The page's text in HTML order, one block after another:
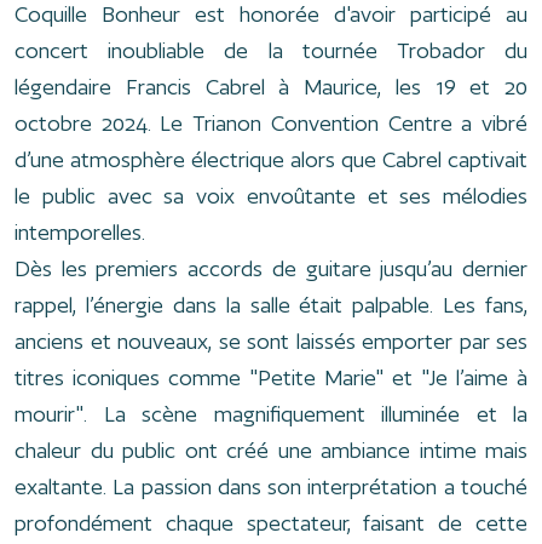
Coquille Bonheur est honorée d'avoir participé au
concert inoubliable de la tournée Trobador du
légendaire Francis Cabrel à Maurice, les 19 et 20
octobre 2024. Le Trianon Convention Centre a vibré
d’une atmosphère électrique alors que Cabrel captivait
le public avec sa voix envoûtante et ses mélodies
intemporelles.
Dès les premiers accords de guitare jusqu’au dernier
rappel, l’énergie dans la salle était palpable. Les fans,
anciens et nouveaux, se sont laissés emporter par ses
titres iconiques comme "Petite Marie" et "Je l’aime à
mourir". La scène magnifiquement illuminée et la
chaleur du public ont créé une ambiance intime mais
exaltante. La passion dans son interprétation a touché
profondément chaque spectateur, faisant de cette